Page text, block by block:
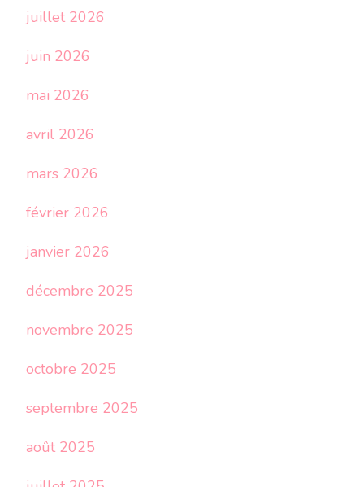
juillet 2026
juin 2026
mai 2026
avril 2026
mars 2026
février 2026
janvier 2026
décembre 2025
novembre 2025
octobre 2025
septembre 2025
août 2025